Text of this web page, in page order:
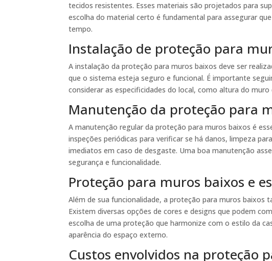
tecidos resistentes. Esses materiais são projetados para
escolha do material certo é fundamental para assegurar
tempo.
Instalação de proteção para
A instalação da proteção para muros baixos deve ser
que o sistema esteja seguro e funcional. É importante
considerar as especificidades do local, como altura do
Manutenção da proteção para
A manutenção regular da proteção para muros baixos é
inspeções periódicas para verificar se há danos, limpeza
imediatos em caso de desgaste. Uma boa manutenção
segurança e funcionalidade.
Proteção para muros baixos e
Além de sua funcionalidade, a proteção para muros baixos
Existem diversas opções de cores e designs que podem
escolha de uma proteção que harmonize com o estilo da
aparência do espaço externo.
Custos envolvidos na proteção